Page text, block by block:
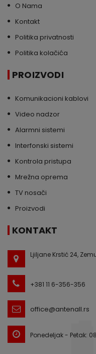
O Nama
Kontakt
Politika privatnosti
Politika kolačića
PROIZVODI
Komunikacioni kablovi
Video nadzor
Alarmni sistemi
Interfonski sistemi
Kontrola pristupa
Mrežna oprema
TV nosači
Proizvodi
KONTAKT
Ljiljane Krstić 24,
+381 11 6-356-356
office@antenall.rs
Ponedeljak - Petak: